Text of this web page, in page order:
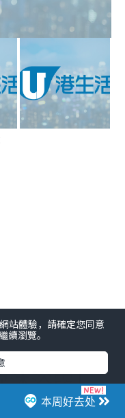
沐浴露！
压大牌 附
本周好去处
站體驗，請確定您同意
續瀏覽。